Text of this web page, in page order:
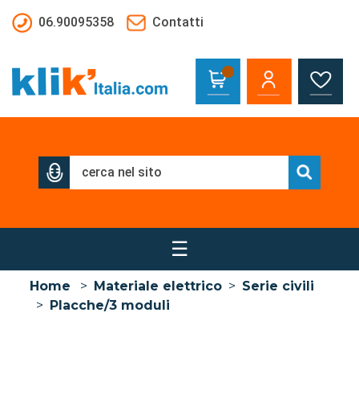
06.90095358
Contatti
☰
Home > Materiale elettrico > Serie civili
> Placche/3 moduli